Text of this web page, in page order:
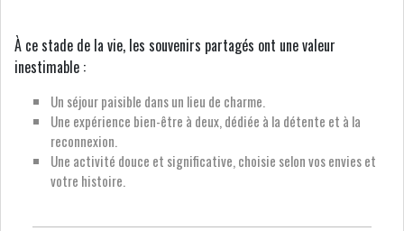
À ce stade de la vie, les souvenirs partagés ont une valeur
inestimable :
Un séjour paisible dans un lieu de charme.
Une expérience bien-être à deux, dédiée à la détente et à la
reconnexion.
Une activité douce et significative, choisie selon vos envies et
votre histoire.